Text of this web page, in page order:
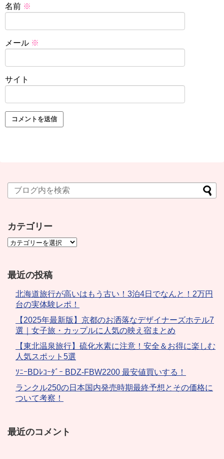
名前 ※
メール ※
サイト
カテゴリー
最近の投稿
北海道旅行が高いはもう古い！3泊4日でなんと！2万円
台の実体験レポ！
【2025年最新版】京都のお洒落なデザイナーズホテル7
選｜女子旅・カップルに人気の映え宿まとめ
【東北温泉旅行】硫化水素に注意！安全＆お得に楽しむ
人気スポット5選
ｿﾆｰBDﾚｺｰﾀﾞｰ BDZ-FBW2200 最安値買いする！
ランクル250の日本国内発売時期最終予想とその価格に
ついて考察！
最近のコメント